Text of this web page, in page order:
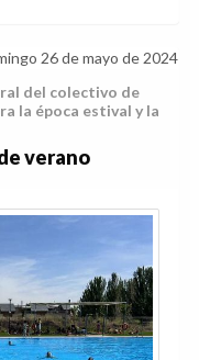
26 de mayo de 2024
del colectivo de
la época estival y la
verano